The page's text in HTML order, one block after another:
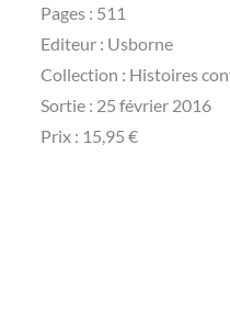
Pages : 511
Editeur : Usborne
Collection : Histoires
Sortie : 25 février 2016
Prix : 15,95 €